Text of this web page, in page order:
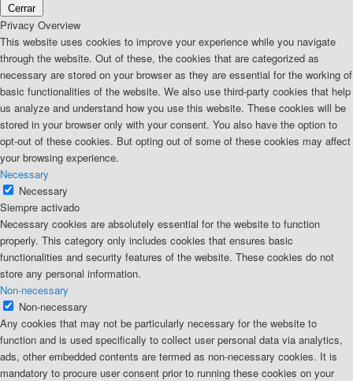
Cerrar
Privacy Overview
This website uses cookies to improve your experience while you navigate
through the website. Out of these, the cookies that are categorized as
necessary are stored on your browser as they are essential for the working of
basic functionalities of the website. We also use third-party cookies that help
us analyze and understand how you use this website. These cookies will be
stored in your browser only with your consent. You also have the option to
opt-out of these cookies. But opting out of some of these cookies may affect
your browsing experience.
Necessary
Necessary
Siempre activado
Necessary cookies are absolutely essential for the website to function
properly. This category only includes cookies that ensures basic
functionalities and security features of the website. These cookies do not
store any personal information.
Non-necessary
Non-necessary
Any cookies that may not be particularly necessary for the website to
function and is used specifically to collect user personal data via analytics,
ads, other embedded contents are termed as non-necessary cookies. It is
mandatory to procure user consent prior to running these cookies on your